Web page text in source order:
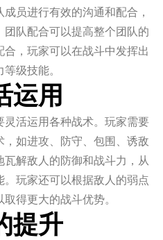
员进行有效的沟通和配合，
队配合可以提高整个团队的
，玩家可以在战斗中发挥出
级技能。
运用
活运用各种战术。玩家需要
如进攻、防守、包围、诱敌
解敌人的防御和战斗力，从
玩家还可以根据敌人的弱点
得更大的战斗优势。
提升